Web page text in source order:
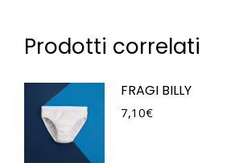
Prodotti correlati
FRAGI BILLY
7,10€